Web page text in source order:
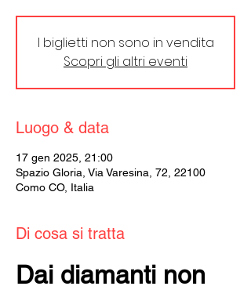
I biglietti non sono in vendita
Scopri gli altri eventi
Luogo & data
17 gen 2025, 21:00
Spazio Gloria, Via Varesina, 72, 22100
Como CO, Italia
Di cosa si tratta
Dai diamanti non